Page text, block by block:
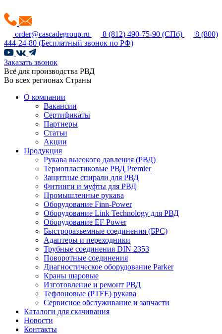
order@cascadegroup.ru 8 (812) 490-75-90 (СПб)
8 (800)
444-24-80 (Бесплатный звонок по РФ)
Заказать звонок
Всё для производства РВД
Во всех регионах Страны
О компании
Вакансии
Сертификаты
Партнеры
Статьи
Акции
Продукция
Рукава высокого давления (РВД)
Термопластиковые РВД Premier
Защитные спирали для РВД
Фитинги и муфты для РВД
Промышленные рукава
Оборудование Finn-Power
Оборудование Link Technology для РВД
Оборудование EF Power
Быстроразъемные соединения (БРС)
Адаптеры и переходники
Трубные соединения DIN 2353
Поворотные соединения
Диагностическое оборудование Parker
Краны шаровые
Изготовление и ремонт РВД
Тефлоновые (PTFE) рукава
Сервисное обслуживание и запчасти
Каталоги для скачивания
Новости
Контакты